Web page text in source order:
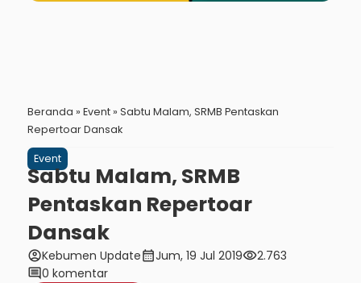
Beranda » Event» Sabtu Malam, SRMB Pentaskan
Repertoar Dansak
Event
Sabtu Malam, SRMB
Pentaskan Repertoar
Dansak
account_circleKebumen Updatecalendar_monthJum, 19 Jul 2019visibility2.763
comment0 komentar